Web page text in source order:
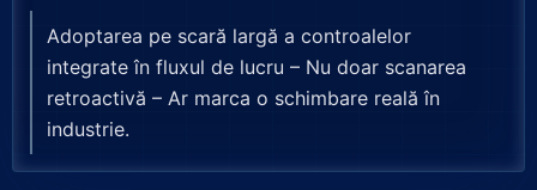
Adoptarea pe scară largă a controalelor
integrate în fluxul de lucru – Nu doar scanarea
retroactivă – Ar marca o schimbare reală în
industrie.